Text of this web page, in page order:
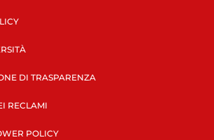
DI TRASPARENZA
RECLAMI
POLICY